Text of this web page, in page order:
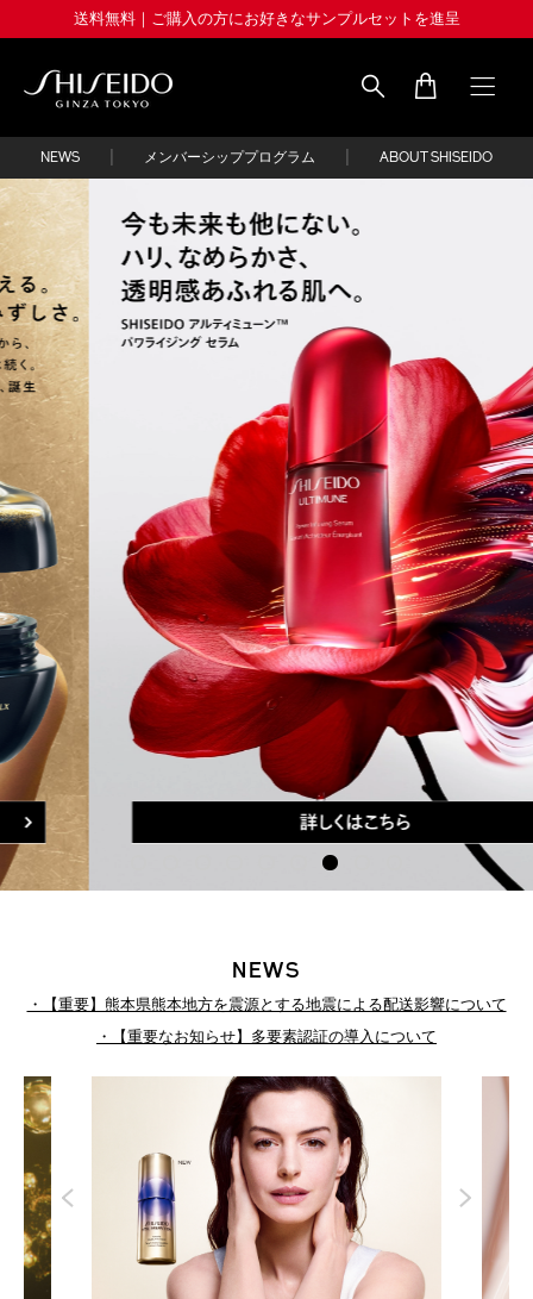
content
送料無料｜ご購入の方にお好きなサンプルセットを進呈
Shiseido
NEWS メンバーシッププログラム ABOUT SHISEIDO
NEWS
・【重要】熊本県熊本地方を震源とする地震による配送影響について
・【重要なお知らせ】多要素認証の導入について